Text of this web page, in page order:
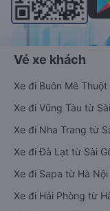
Vé xe khách
Xe đi Buôn Mê Thuột
Xe đi Vũng Tàu từ
Xe đi Nha Trang từ
Xe đi Đà Lạt từ Sài
Xe đi Sapa từ Hà Nội
Xe đi Hải Phòng từ